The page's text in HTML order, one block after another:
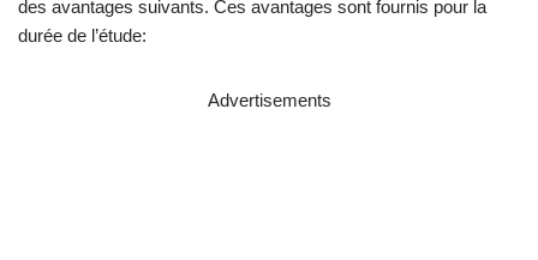
des avantages suivants. Ces avantages sont fournis pour la
durée de l’étude:
Advertisements